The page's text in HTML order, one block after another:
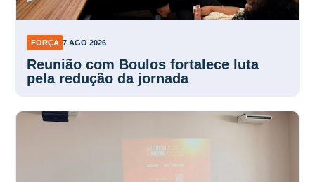
FORÇA 7 AGO 2026
Reunião com Boulos fortalece luta
pela redução da jornada